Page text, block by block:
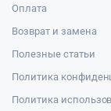
Оплата
Возврат и замена
Полезные статьи
Политика
Политика